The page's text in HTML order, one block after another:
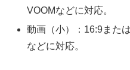
VOOMなどに対応。
動画（小）：16:9また
などに対応。